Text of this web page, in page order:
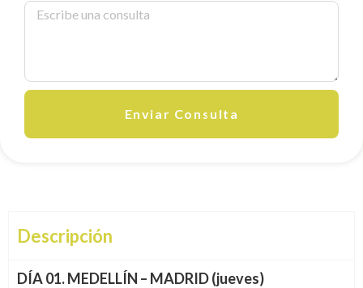
Enviar Consulta
Descripción
DÍA 01. MEDELLÍN – MADRID (jueves)